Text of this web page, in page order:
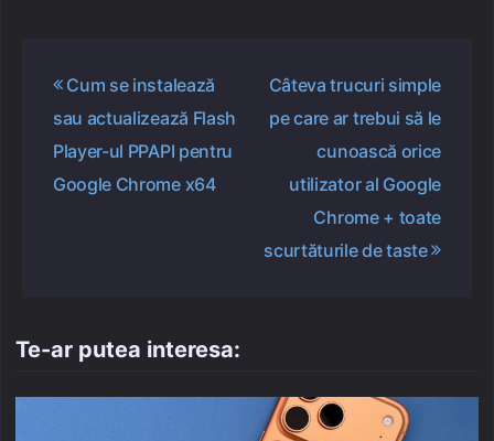
Navigare
articole
Cum se instalează
sau actualizează Flash
Player-ul PPAPI pentru
Google Chrome x64
Câteva trucuri simple
pe care ar trebui să le
cunoască orice
utilizator al Google
Chrome + toate
scurtăturile de taste
Te-ar putea interesa: